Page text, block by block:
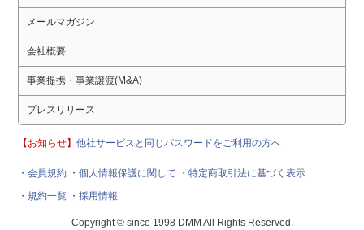
メールマガジン
会社概要
事業提携・事業譲渡(M&A)
プレスリリース
【お知らせ】他社サービスと同じパスワードをご利用の方へ
・会員規約 ・個人情報保護に関して
・特定商取引法に基づく表示
・規約一覧 ・採用情報
Copyright © since 1998 DMM All Rights Reserved.